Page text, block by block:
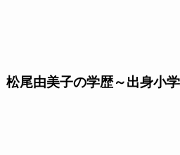
松尾由美子の学歴～出身小